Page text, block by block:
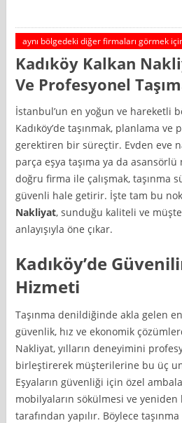
aynı bölgedeki diğer firmaları görmek için
Kadıköy Kalkan
Ve Profesyonel
İstanbul’un en yoğun ve hareketli
Kadıköy’de taşınmak, planlama ve
gerektiren bir süreçtir. Evden eve
parça eşya taşıma ya da
doğru firma ile çalışmak, taşınma
güvenli hale getirir. İşte tam bu
Nakliyat, sunduğu kaliteli ve
anlayışıyla öne çıkar.
Kadıköy’de
Hizmeti
Taşınma denildiğinde akla gelen
güvenlik, hız ve ekonomik
Nakliyat, yılların deneyimini
birleştirerek müşterilerine bu üç
Eşyaların güvenliği için özel
mobilyaların sökülmesi ve
tarafından yapılır. Böylece